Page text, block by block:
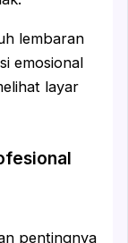
lembaran
emosional
layar
pentingnya